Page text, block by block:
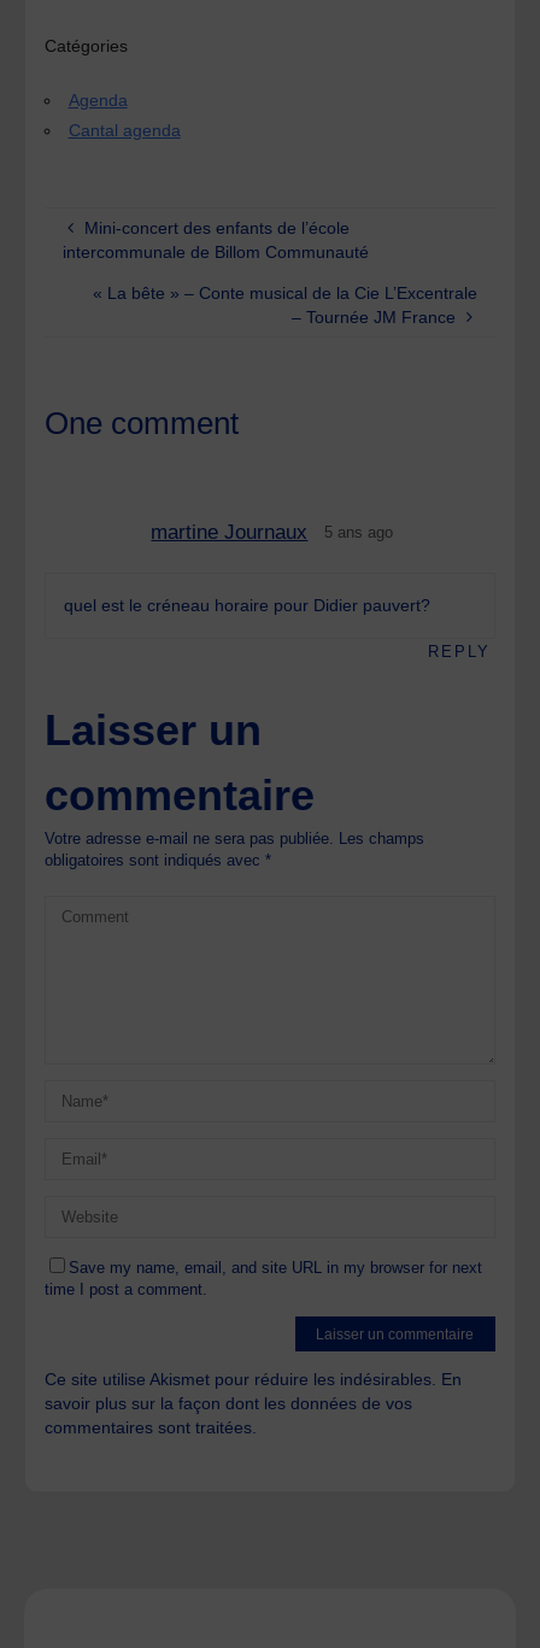
Catégories
Agenda
Cantal agenda
Mini-concert des enfants de l’école
intercommunale de Billom Communauté
« La bête » – Conte musical de la Cie L’Excentrale
– Tournée JM France
One comment
martine Journaux 5 ans ago
quel est le créneau horaire pour Didier pauvert?
REPLY
Laisser un
commentaire
Votre adresse e-mail ne sera pas publiée. Les champs
obligatoires sont indiqués avec*
Save my name, email, and site URL in my browser for next
time I post a comment.
Ce site utilise Akismet pour réduire les indésirables. En
savoir plus sur la façon dont les données de vos
commentaires sont traitées